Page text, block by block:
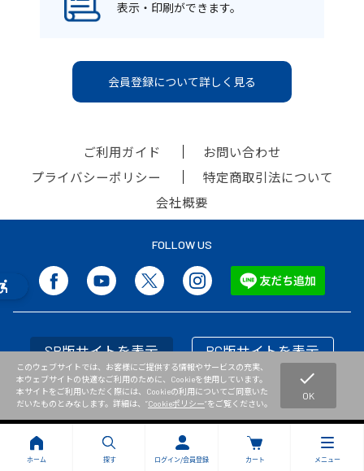
表示・印刷ができます。
会員登録について詳しく見る
ご利用ガイド
お問い合わせ
プライバシーポリシー
特定商取引法について
会社概要
FOLLOW US
SP版サイトを表示 PC版サイトを表示
Copyright © NISHI Athletic Goods Co.,Ltd. All Rights Reserved.
このウェブサイトでは、お客様にご提供する情報やサービスの充実、
本ウェブサイトの快適なご利用のために、Cookieを使用しています。
本サイトをご利用いただく際には、Cookieの利用についてご同意いた
だいたものとみなします。詳細は、”Cookieポリシー”をご覧ください。
check
OK